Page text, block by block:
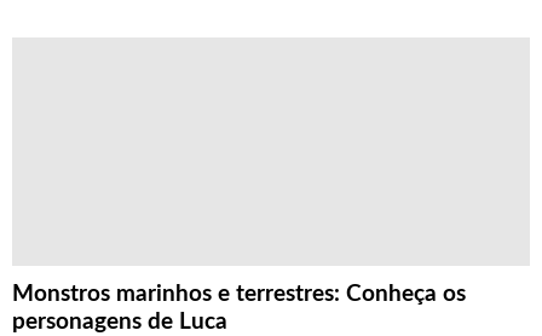
Monstros marinhos e terrestres: Conheça os
personagens de Luca